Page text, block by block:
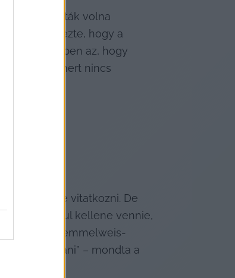
átalakították volna
megjegyezte, hogy a
ugyanis éppen az, hogy
beteg, mert nincs
lehetne vitatkozni. De
alapul kellene vennie,
2010-es Semmelweis-
bocsátani” – mondta a